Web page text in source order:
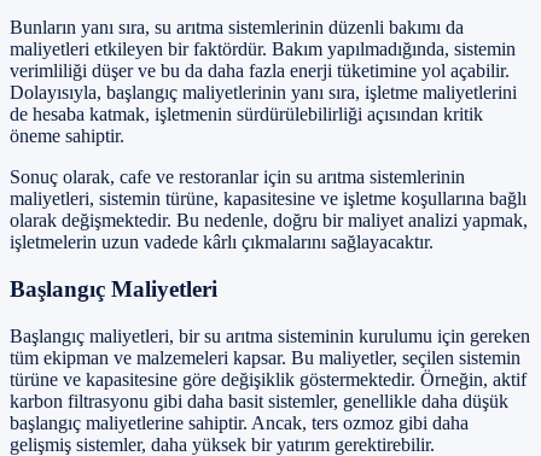
Bunların yanı sıra, su arıtma sistemlerinin düzenli bakımı da
maliyetleri etkileyen bir faktördür. Bakım yapılmadığında, sistemin
verimliliği düşer ve bu da daha fazla enerji tüketimine yol açabilir.
Dolayısıyla, başlangıç maliyetlerinin yanı sıra, işletme maliyetlerini
de hesaba katmak, işletmenin sürdürülebilirliği açısından kritik
öneme sahiptir.
Sonuç olarak, cafe ve restoranlar için su arıtma sistemlerinin
maliyetleri, sistemin türüne, kapasitesine ve işletme koşullarına bağlı
olarak değişmektedir. Bu nedenle, doğru bir maliyet analizi yapmak,
işletmelerin uzun vadede kârlı çıkmalarını sağlayacaktır.
Başlangıç Maliyetleri
Başlangıç maliyetleri, bir su arıtma sisteminin kurulumu için gereken
tüm ekipman ve malzemeleri kapsar. Bu maliyetler, seçilen sistemin
türüne ve kapasitesine göre değişiklik göstermektedir. Örneğin, aktif
karbon filtrasyonu gibi daha basit sistemler, genellikle daha düşük
başlangıç maliyetlerine sahiptir. Ancak, ters ozmoz gibi daha
gelişmiş sistemler, daha yüksek bir yatırım gerektirebilir.